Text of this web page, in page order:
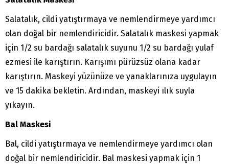
Salatalık, cildi yatıştırmaya ve nemlendirmeye yardımcı
olan doğal bir nemlendiricidir. Salatalık maskesi yapmak
için 1/2 su bardağı salatalık suyunu 1/2 su bardağı yulaf
ezmesi ile karıştırın. Karışımı pürüzsüz olana kadar
karıştırın. Maskeyi yüzünüze ve yanaklarınıza uygulayın
ve 15 dakika bekletin. Ardından, maskeyi ılık suyla
yıkayın.
Bal Maskesi
Bal, cildi yatıştırmaya ve nemlendirmeye yardımcı olan
doğal bir nemlendiricidir. Bal maskesi yapmak için 1